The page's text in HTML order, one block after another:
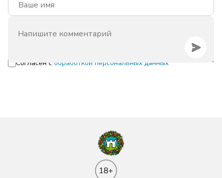
Согласен с обработкой персональных данных